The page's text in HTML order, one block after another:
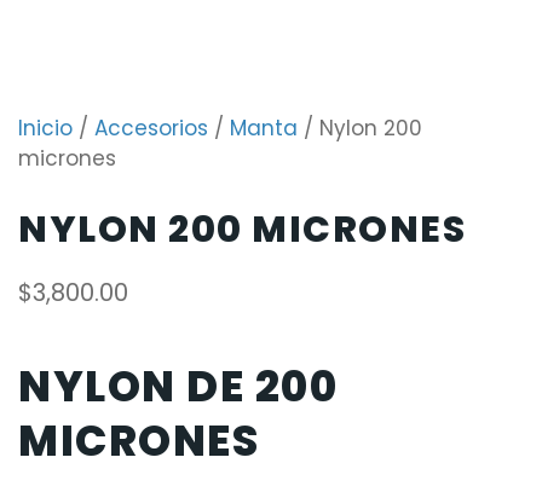
Inicio / Accesorios / Manta / Nylon 200
micrones
NYLON 200 MICRONES
$3,800.00
NYLON DE 200
MICRONES